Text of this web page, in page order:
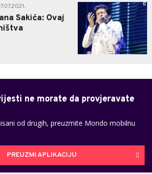
Sakića: Ovaj
0
ne morate da provjeravate
od drugih, preuzmite Mondo mobilnu
PREUZMI APLIKACIJU